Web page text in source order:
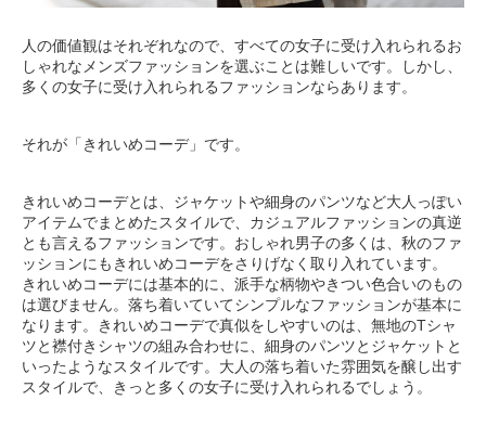
人の価値観はそれぞれなので、すべての女子に受け入れられるお
しゃれなメンズファッションを選ぶことは難しいです。しかし、
多くの女子に受け入れられるファッションならあります。
それが「きれいめコーデ」です。
きれいめコーデとは、ジャケットや細身のパンツなど大人っぽい
アイテムでまとめたスタイルで、カジュアルファッションの真逆
とも言えるファッションです。おしゃれ男子の多くは、秋のファ
ッションにもきれいめコーデをさりげなく取り入れています。
きれいめコーデには基本的に、派手な柄物やきつい色合いのもの
は選びません。落ち着いていてシンプルなファッションが基本に
なります。きれいめコーデで真似をしやすいのは、無地のTシャ
ツと襟付きシャツの組み合わせに、細身のパンツとジャケットと
いったようなスタイルです。大人の落ち着いた雰囲気を醸し出す
スタイルで、きっと多くの女子に受け入れられるでしょう。